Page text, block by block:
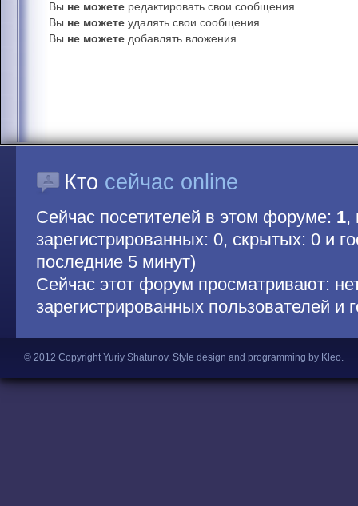
Вы не можете редактировать свои сообщения
Вы не можете удалять свои сообщения
Вы не можете добавлять вложения
Кто сейчас online
Сейчас посетителей в этом форуме: 1,
зарегистрированных: 0, скрытых: 0 и
последние 5 минут)
Сейчас этот форум просматривают:
зарегистрированных пользователей и
© 2012 Copyright Yuriy Shatunov. Style design and programming by Kleo.